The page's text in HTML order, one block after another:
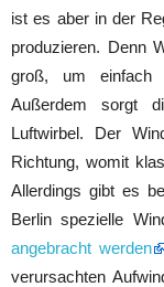
ist es aber in der
produzieren. Denn
groß, um einfach
Außerdem sorgt
Luftwirbel. Der
Richtung, womit
Allerdings gibt es
Berlin spezielle
angebracht werden
verursachten